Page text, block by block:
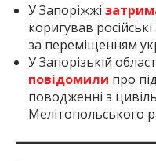
У Запоріжжі
коригував
за переміщенням
У Запорізькій
повідомили про
поводженні з
Мелітопольського